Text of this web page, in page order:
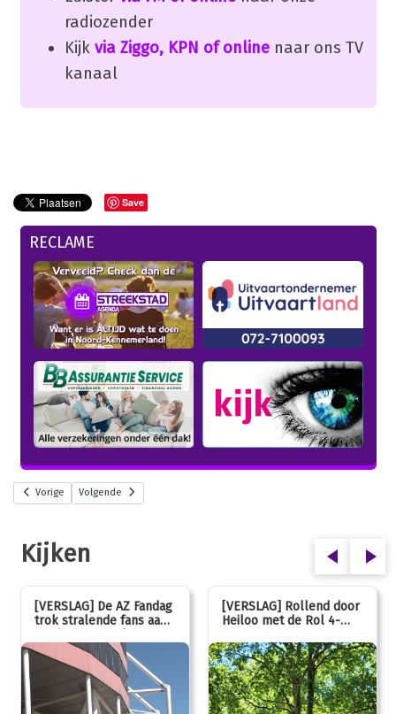
radiozender
Kijk via Ziggo, KPN of onlinenaar ons TV
kanaal
Save
RECLAME
Vorige Volgende
Kijken
[VERSLAG] De AZ Fandag
trok stralende fans aan,
[VERSLAG] Rollend door
Heiloo met de Rol 4-